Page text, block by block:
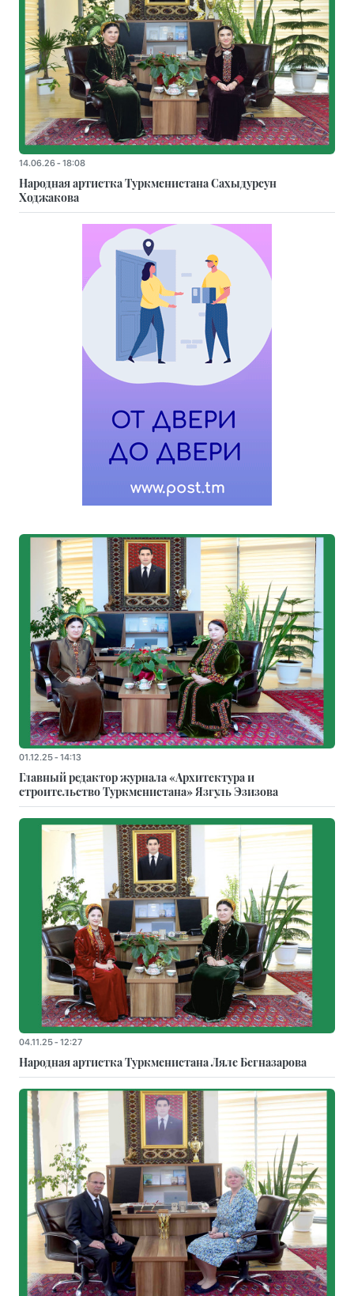
14.06.26 - 18:08
Народная артистка Туркменистана Сахыдурсун
Ходжакова
01.12.25 - 14:13
Главный редактор журнала «Архитектура и
строительство Туркменистана» Язгуль Эзизова
04.11.25 - 12:27
Народная артистка Туркменистана Ляле Бегназарова